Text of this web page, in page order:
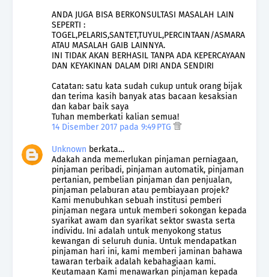
ANDA JUGA BISA BERKONSULTASI MASALAH LAIN
SEPERTI :
TOGEL,PELARIS,SANTET,TUYUL,PERCINTAAN/ASMARA
ATAU MASALAH GAIB LAINNYA.
INI TIDAK AKAN BERHASIL TANPA ADA KEPERCAYAAN
DAN KEYAKINAN DALAM DIRI ANDA SENDIRI
Catatan: satu kata sudah cukup untuk orang bijak
dan terima kasih banyak atas bacaan kesaksian
dan kabar baik saya
Tuhan memberkati kalian semua!
14 Disember 2017 pada 9:49 PTG
Unknown berkata…
Adakah anda memerlukan pinjaman perniagaan,
pinjaman peribadi, pinjaman automatik, pinjaman
pertanian, pembelian pinjaman dan penjualan,
pinjaman pelaburan atau pembiayaan projek?
Kami menubuhkan sebuah institusi pemberi
pinjaman negara untuk memberi sokongan kepada
syarikat awam dan syarikat sektor swasta serta
individu. Ini adalah untuk menyokong status
kewangan di seluruh dunia. Untuk mendapatkan
pinjaman hari ini, kami memberi jaminan bahawa
tawaran terbaik adalah kebahagiaan kami.
Keutamaan Kami menawarkan pinjaman kepada